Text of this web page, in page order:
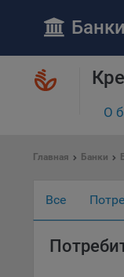
Банки
О
Главная Банки
Все